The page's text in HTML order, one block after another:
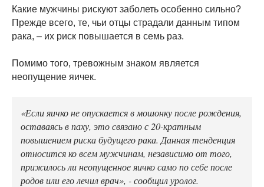
Какие мужчины рискуют заболеть особенно сильно?
Прежде всего, те, чьи отцы страдали данным типом
рака, – их риск повышается в семь раз.
Помимо того, тревожным знаком является
неопущение яичек.
«Если яичко не опускается в мошонку после рождения,
оставаясь в паху, это связано с 20-кратным
повышением риска будущего рака. Данная тенденция
относится ко всем мужчинам, независимо от того,
прижилось ли неопущенное яичко само по себе после
родов или его лечил врач», - сообщил уролог.